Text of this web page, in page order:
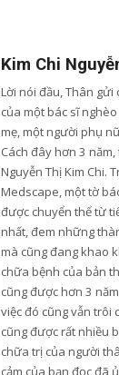
Kim Chi
Lời nói đầu, Thân gửi
của một bác sĩ
mẹ, một người phụ
Cách đây hơn 3
Nguyễn Thị Kim Chi.
Medscape, một tờ
được chuyển thể từ
nhất, đem những
mà cũng đang khao
chữa bệnh của bản
cũng được hơn 3
việc đó cũng vẫn trôi
cũng được rất nhiều
chữa trị của người
cảm của bạn đọc đã